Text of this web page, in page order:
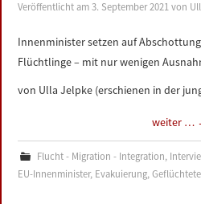
ZUR PERSON
DATENSCHUTZERKLÄRUNG
IMPRESSUM
Veröffentlicht am3. September 2021 von
Innenminister setzen auf
Flüchtlinge – mit nur wenigen
von Ulla Jelpke (erschienen in der
weiter …
Flucht - Migration - Integration,
EU-Innenminister, Evakuierung,Geflüchtete